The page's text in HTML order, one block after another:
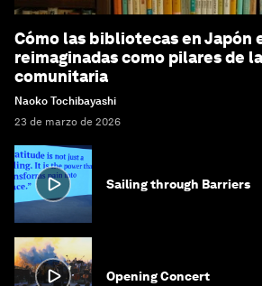
Cómo las bibliotecas en Japón
reimaginadas como pilares de
comunitaria
Naoko Tochibayashi
23 de marzo de 2026
Sailing through Barriers
Opening Concert